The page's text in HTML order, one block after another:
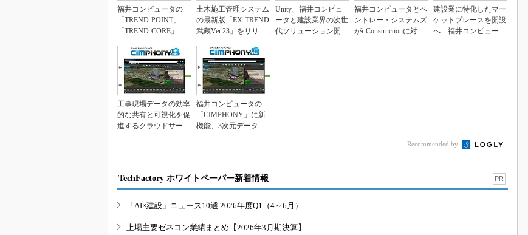
福井コンピュータの
「TREND-POINT」
「TREND-CORE」に
土木施工管理システム
の最新版「EX-TREND
武蔵Ver.23」をリリー
Unity、福井コンピュ
ータと建設業界の次世
代ソリューション開発
福井コンピュータとベ
ントレー・システムズ
がi-Constructionに対応
建設業に特化したマー
ケットプレースを開設
へ 福井コンピュータ
工事現場データの効率
的な共有と可視化を促
進するクラウドサービ
福井コンピュータの
「CIMPHONY」に新
機能、3次元データの
Recommended by
TechFactory ホワイトペーパー新着情報 PR
「AI×建設」ニュース10選 2026年度Q1（4～6月）
上場主要ゼネコン業績まとめ【2026年3月期決算】